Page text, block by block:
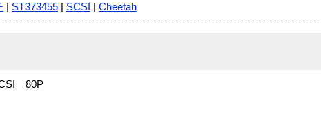
ST373455 SCSI Cheetah
80P